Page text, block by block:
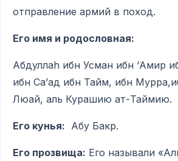
отправление армий в поход.
Его имя и родословная:
Абдуллаh ибн Усман ибн ‘Амир
ибн Са’ад ибн Тайм, ибн
Люай, аль Курашию ат-Таймию.
Его кунья: Абу Бакр.
Его прозвища: Его называли